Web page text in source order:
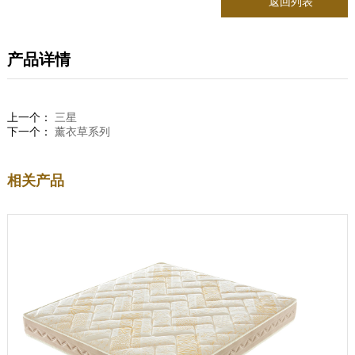
产品详情
上一个： 三星
下一个： 薰衣草系列
相关产品